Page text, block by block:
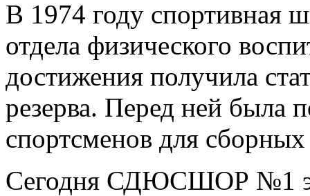
В 1974 году спортивная
отдела физического
достижения получила
резерва. Перед ней была
спортсменов для
Сегодня СДЮСШОР №1